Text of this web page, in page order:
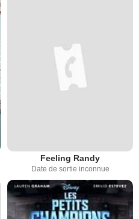
Feeling Randy
Date de sortie inconnue